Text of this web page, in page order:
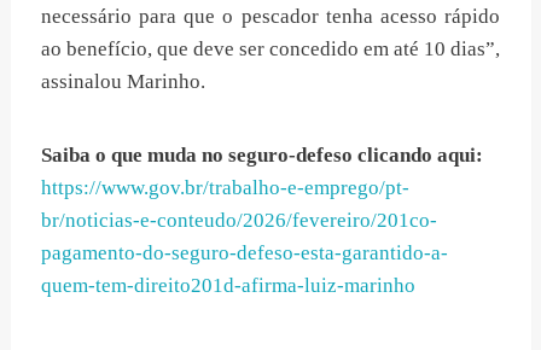
necessário para que o pescador tenha acesso rápido
ao benefício, que deve ser concedido em até 10 dias”,
assinalou Marinho.
Saiba o que muda no seguro-defeso clicando aqui:
https://www.gov.br/trabalho-e-emprego/pt-
br/noticias-e-conteudo/2026/fevereiro/201co-
pagamento-do-seguro-defeso-esta-garantido-a-
quem-tem-direito201d-afirma-luiz-marinho